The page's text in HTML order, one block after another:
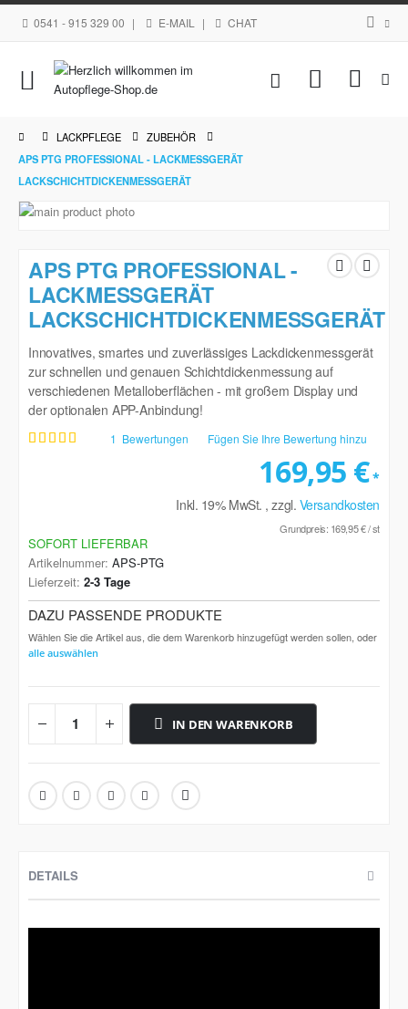
0541 - 915 329 00 | E-MAIL | CHAT
Navigation
umschalten
Mein
LACKPFLEGE
ZUBEHÖR
APS PTG PROFESSIONAL - LACKMESSGERÄT
LACKSCHICHTDICKENMESSGERÄT
Zum
Bildgalerie
springen
Anfang
der
Bildgalerie
springen
APS PTG PROFESSIONAL -
LACKMESSGERÄT
LACKSCHICHTDICKENMESSGERÄT
Innovatives, smartes und zuverlässiges Lackdickenmessgerät
zur schnellen und genauen Schichtdickenmessung auf
verschiedenen Metalloberflächen - mit großem Display und
der optionalen APP-Anbindung!
Bewertung: 1 Bewertungen Fügen Sie Ihre Bewertung hinzu
169,95 €
Inkl. 19% MwSt. ,zzgl. Versandkosten
Grundpreis: 169,95 €/ st
SOFORT LIEFERBAR
Artikelnummer APS-PTG
Lieferzeit 2-3 Tage
DAZU PASSENDE PRODUKTE
Wählen Sie die Artikel aus, die dem Warenkorb hinzugefügt werden sollen, oder
alle auswählen
IN DEN WARENKORB
DETAILS